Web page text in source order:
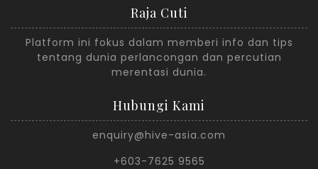
Raja Cuti
Platform ini fokus dalam memberi info dan tips
tentang dunia perlancongan dan percutian
merentasi dunia.
Hubungi Kami
enquiry@hive-asia.com
+603-7625 9565